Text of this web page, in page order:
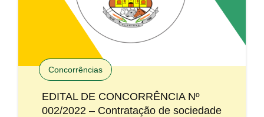
Concorrências
EDITAL DE CONCORRÊNCIA Nº
002/2022 – Contratação de sociedade